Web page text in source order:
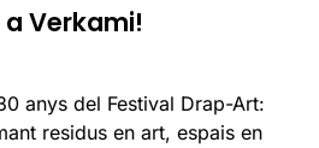
Verkami!
anys del Festival Drap-Art:
residus en art, espais en